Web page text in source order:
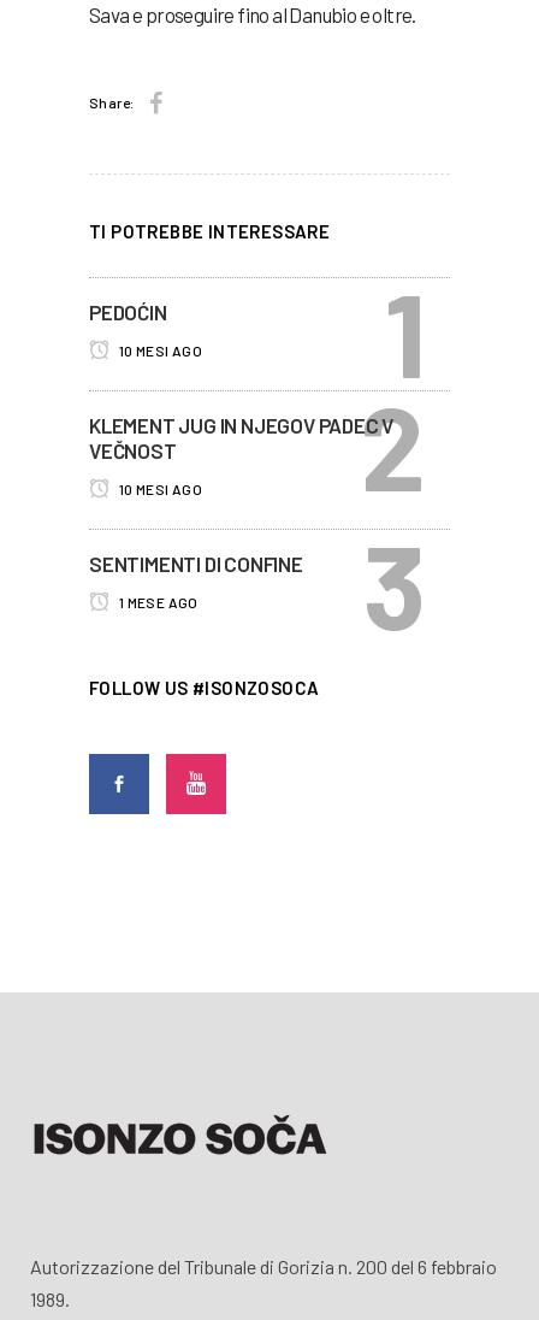
Sava e proseguire fino al Danubio e oltre.
Share:
TI POTREBBE INTERESSARE
PEDOĆIN
10 MESI AGO
KLEMENT JUG IN NJEGOV PADEC V
VEČNOST
10 MESI AGO
SENTIMENTI DI CONFINE
1 MESE AGO
FOLLOW US #ISONZOSOCA
Autorizzazione del Tribunale di Gorizia n. 200 del 6 febbraio
1989.